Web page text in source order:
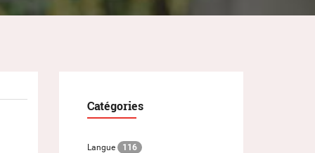
Catégories
Langue 116